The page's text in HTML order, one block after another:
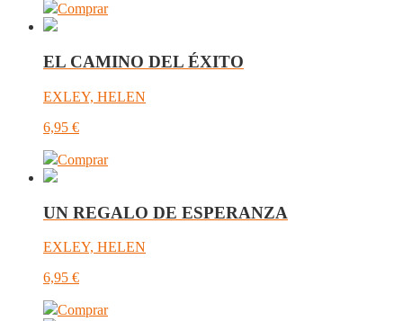
Comprar
EL CAMINO DEL ÉXITO
EXLEY, HELEN
6,95 €
Comprar
UN REGALO DE ESPERANZA
EXLEY, HELEN
6,95 €
Comprar